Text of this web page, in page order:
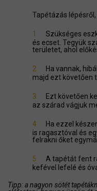
Tapétázás lépésről,
1.
Szükséges
és ecset. Tegyük
területet, ahol
2.
Ha vannak,
majd ezt követően
3.
Ezt követően
az szárad vágjuk
4.
Ha ezzel
is ragasztóval és
felrakni őket
5.
A tapétát fent
kefével lefelé és
Tipp: a nagyon sötét